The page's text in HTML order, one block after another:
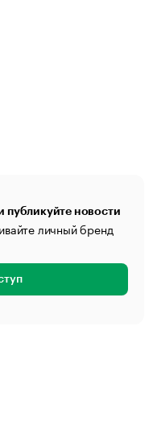
публикуйте новости
личный бренд